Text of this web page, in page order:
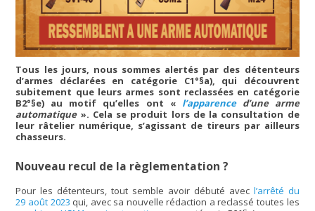
Tous les jours, nous sommes alertés par des détenteurs
d’armes déclarées en catégorie C1°§a), qui découvrent
subitement que leurs armes sont reclassées en catégorie
B2°§e) au motif qu’elles ont « l’apparenced’une arme
automatique». Cela se produit lors de la consultation de
leur râtelier numérique, s’agissant de tireurs par ailleurs
chasseurs.
Nouveau recul de la règlementation ?
Pour les détenteurs, tout semble avoir débuté avec l’arrêté du
29 août 2023 qui, avec sa nouvelle rédaction a reclassé toutes les